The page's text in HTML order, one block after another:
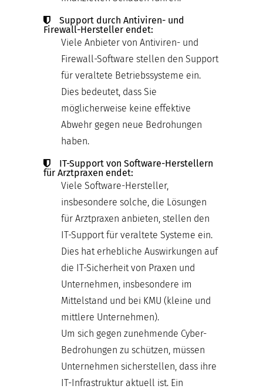
Support durch Antiviren- und
Firewall-Hersteller endet:
Viele Anbieter von Antiviren- und
Firewall-Software stellen den Support
für veraltete Betriebssysteme ein.
Dies bedeutet, dass Sie
möglicherweise keine effektive
Abwehr gegen neue Bedrohungen
haben.
IT-Support von Software-Herstellern
für Arztpraxen endet:
Viele Software-Hersteller,
insbesondere solche, die Lösungen
für Arztpraxen anbieten, stellen den
IT-Support für veraltete Systeme ein.
Dies hat erhebliche Auswirkungen auf
die IT-Sicherheit von Praxen und
Unternehmen, insbesondere im
Mittelstand und bei KMU (kleine und
mittlere Unternehmen).
Um sich gegen zunehmende Cyber-
Bedrohungen zu schützen, müssen
Unternehmen sicherstellen, dass ihre
IT-Infrastruktur aktuell ist. Ein